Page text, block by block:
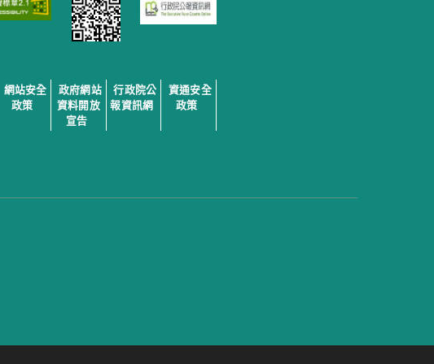
網站安全
政策
政府網站
資料開放
宣告
行政院公
報資訊網
資通安全
政策